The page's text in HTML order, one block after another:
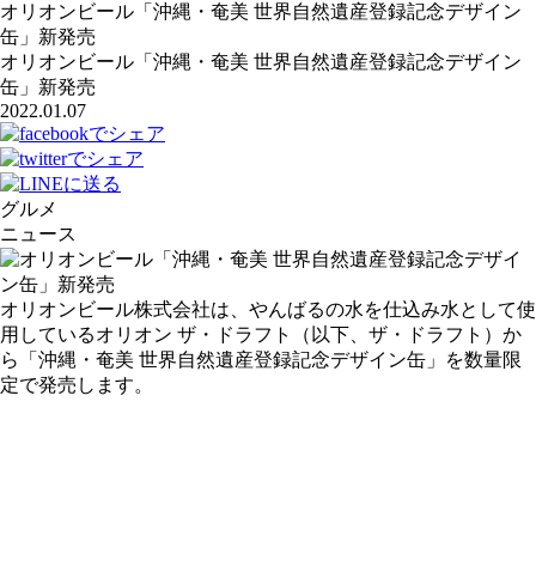
オリオンビール「沖縄・奄美 世界自然遺産登録記念デザイン
缶」新発売
オリオンビール「沖縄・奄美 世界自然遺産登録記念デザイン
缶」新発売
2022.01.07
グルメ
ニュース
オリオンビール株式会社は、やんばるの水を仕込み水として使
用しているオリオン ザ・ドラフト（以下、ザ・ドラフト）か
ら「沖縄・奄美 世界自然遺産登録記念デザイン缶」を数量限
定で発売します。